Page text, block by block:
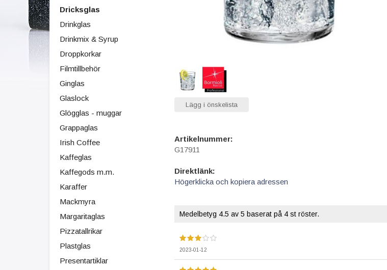
Dricksglas
Drinkglas
Drinkmix & Syrup
Droppkorkar
Filmtillbehör
Ginglas
Glaslock
Glögglas - muggar
Grappaglas
Irish Coffee
Kaffeglas
Kaffegods m.m.
Karaffer
Mackmyra
Margaritaglas
Pizzatallrikar
Plastglas
Presentartiklar
Lägg i önskelista
Artikelnummer:
G17911
Direktlänk:
Högerklicka och kopiera adressen
Medelbetyg 4.5 av 5 baserat på 4 st röster.
2023-01-12